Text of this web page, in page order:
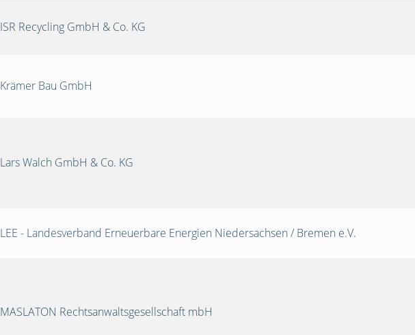
ISR Recycling GmbH & Co. KG
Krämer Bau GmbH
Lars Walch GmbH & Co. KG
LEE - Landesverband Erneuerbare Energien Niedersachsen / Bremen e.V.
MASLATON Rechtsanwaltsgesellschaft mbH